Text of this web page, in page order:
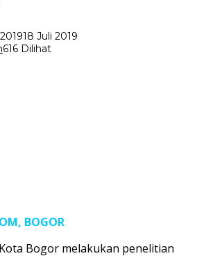
18 Juli 2019
616 Dilihat
BOGOR
Bogor melakukan penelitian